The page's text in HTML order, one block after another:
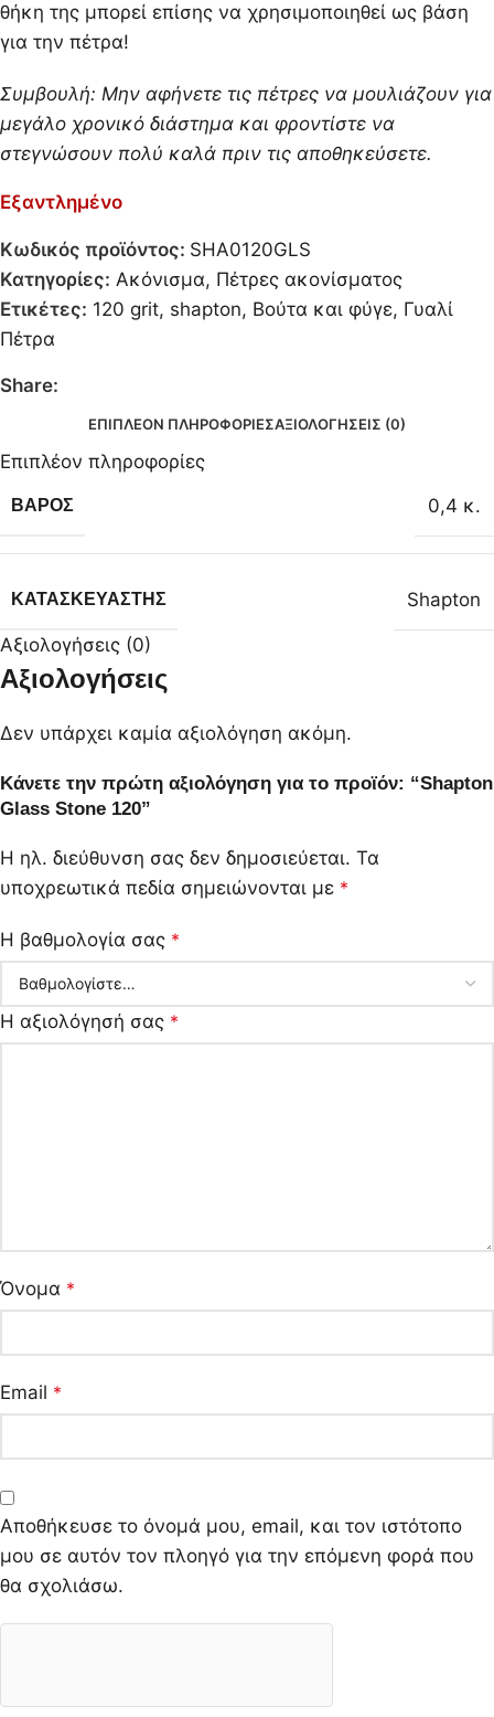
θήκη της μπορεί επίσης να χρησιμοποιηθεί ως βάση
για την πέτρα!
Συμβουλή: Μην αφήνετε τις πέτρες να μουλιάζουν για
μεγάλο χρονικό διάστημα και φροντίστε να
στεγνώσουν πολύ καλά πριν τις αποθηκεύσετε.
Εξαντλημένο
Κωδικός προϊόντος: SHA0120GLS
Κατηγορίες: Ακόνισμα, Πέτρες ακονίσματος
Ετικέτες: 120 grit, shapton, Βούτα και φύγε, Γυαλί
Πέτρα
Share:
ΕΠΙΠΛΈΟΝ ΠΛΗΡΟΦΟΡΊΕΣΑΞΙΟΛΟΓΉΣΕΙΣ (0)
Επιπλέον πληροφορίες
ΒΆΡΟΣ 0,4 κ.
ΚΑΤΑΣΚΕΥΑΣΤΉΣ Shapton
Αξιολογήσεις (0)
Αξιολογήσεις
Δεν υπάρχει καμία αξιολόγηση ακόμη.
Κάνετε την πρώτη αξιολόγηση για το προϊόν: “Shapton
Glass Stone 120”
Η ηλ. διεύθυνση σας δεν δημοσιεύεται. Τα
υποχρεωτικά πεδία σημειώνονται με *
Η βαθμολογία σας *
Η αξιολόγησή σας *
Όνομα *
Email *
Αποθήκευσε το όνομά μου, email, και τον ιστότοπο
μου σε αυτόν τον πλοηγό για την επόμενη φορά που
θα σχολιάσω.